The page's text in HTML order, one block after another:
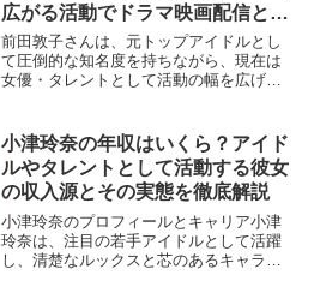
広がる活動でドラマ映画配信と
CM広告契約やイベント出演まで
収入源を整理して推定年収レンジ
を分かりやすく解説
前田敦子さんは、元トップアイドルとし
て圧倒的な知名度を持ちながら、現在は
女優・タレントとして活動の幅を広げて
の増減、CMや企業案件の有無によって年
ごとに大きく変動しやす...
小津玲奈の年収はいくら？アイド
ルやタレントとして活動する彼女
の収入源とその実態を徹底解説
小津玲奈のプロフィールとキャリア小津
玲奈は、注目の若手アイドルとして活躍
し、清楚なルックスと芯のあるキャラク